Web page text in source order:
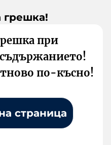
грешка!
при
по-късно!
страница